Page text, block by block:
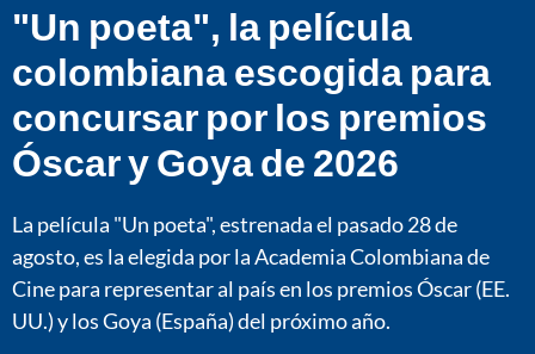
"Un poeta", la película
colombiana escogida para
concursar por los premios
Óscar y Goya de 2026
La película "Un poeta", estrenada el pasado 28 de
agosto, es la elegida por la Academia Colombiana de
Cine para representar al país en los premios Óscar (EE.
UU.) y los Goya (España) del próximo año.